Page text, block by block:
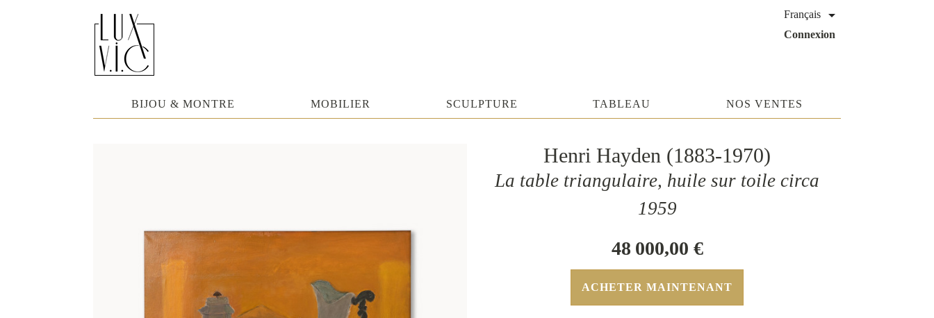
BIJOU & MONTRE MOBILIER SCULPTURE TABLEAU NOS VENTES
Français 
Connexion
Henri Hayden (1883-1970)
La table triangulaire, huile sur toile circa
1959
48 000,00 €
ACHETER MAINTENANT